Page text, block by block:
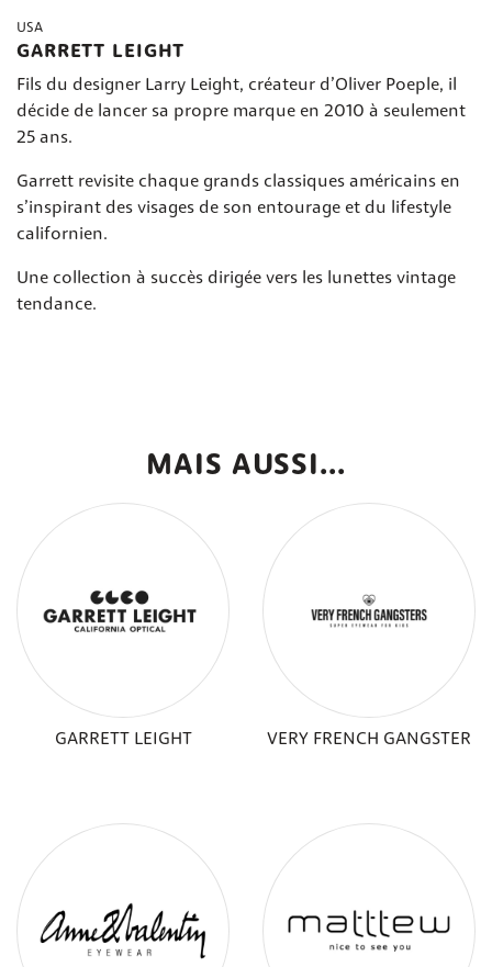
USA
GARRETT LEIGHT
Fils du designer Larry Leight, créateur d’Oliver Poeple, il
décide de lancer sa propre marque en 2010 à seulement
25 ans.
Garrett revisite chaque grands classiques américains en
s’inspirant des visages de son entourage et du lifestyle
californien.
Une collection à succès dirigée vers les lunettes vintage
tendance.
MAIS AUSSI...
GARRETT LEIGHT VERY FRENCH GANGSTER